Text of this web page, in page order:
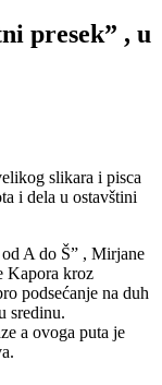
presek” , u
slikara i pisca
i dela u ostavštini
A do Š” , Mirjane
Kapora kroz
podsećanje na duh
sredinu.
a ovoga puta je